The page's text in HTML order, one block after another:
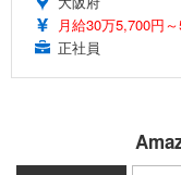
月給30万5,700円
正社員